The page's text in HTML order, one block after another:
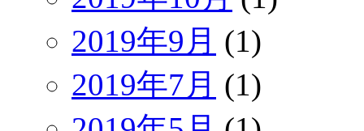
2019年9月 (1)
2019年7月 (1)